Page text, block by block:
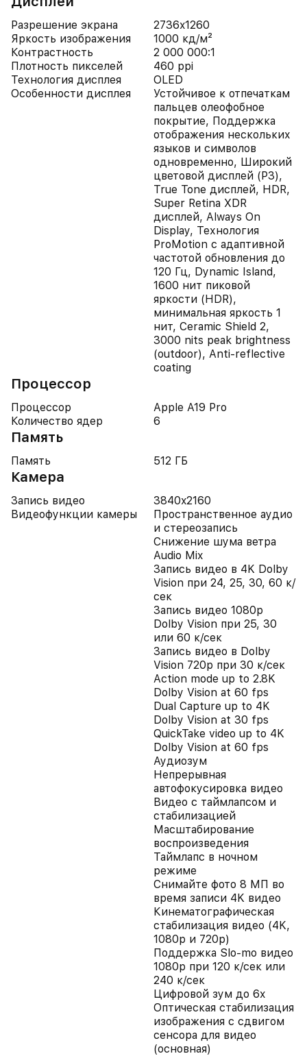
Разрешение экрана
2736x1260
Яркость изображения
1000 кд/м²
Контрастность
2 000 000:1
Плотность пикселей
460 ppi
Технология дисплея
OLED
Особенности дисплея
Устойчивое к отпечаткам
пальцев олеофобное
покрытие, Поддержка
отображения нескольких
языков и символов
одновременно, Широкий
цветовой дисплей (P3),
True Tone дисплей, HDR,
Super Retina XDR
дисплей, Always On
Display, Технология
ProMotion с адаптивной
частотой обновления до
120 Гц, Dynamic Island,
1600 нит пиковой
яркости (HDR),
минимальная яркость 1
нит, Ceramic Shield 2,
3000 nits peak brightness
(outdoor), Anti-reflective
coating
Процессор
Процессор
Apple A19 Pro
Количество ядер
6
Память
Память 512 ГБ
Камера
Запись видео
3840x2160
Видеофункции камеры
Пространственное аудио
и стереозапись
Снижение шума ветра
Audio Mix
Запись видео в 4K Dolby
Vision при 24, 25, 30, 60 к/
сек
Запись видео 1080p
Dolby Vision при 25, 30
или 60 к/сек
Запись видео в Dolby
Vision 720p при 30 к/сек
Action mode up to 2.8K
Dolby Vision at 60 fps
Dual Capture up to 4K
Dolby Vision at 30 fps
QuickTake video up to 4K
Dolby Vision at 60 fps
Аудиозум
Непрерывная
автофокусировка видео
Видео с таймлапсом и
стабилизацией
Масштабирование
воспроизведения
Таймлапс в ночном
режиме
Снимайте фото 8 МП во
время записи 4K видео
Кинематографическая
стабилизация видео (4K,
1080p и 720p)
Поддержка Slo-mo видео
1080p при 120 к/сек или
240 к/сек
Цифровой зум до 6x
Оптическая стабилизация
изображения с сдвигом
сенсора для видео
(основная)